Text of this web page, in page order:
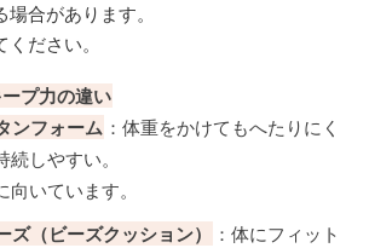
合があります。
ださい。
プ力の違い
ンフォーム ：体重をかけてもへたりにく
続しやすい。
いています。
ズ（ビーズクッション）
：体にフィット